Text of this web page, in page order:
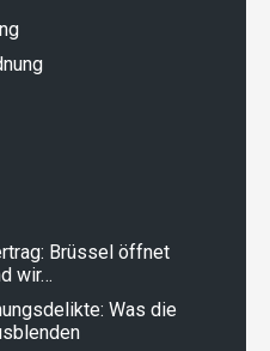
Brüssel öffnet
wir…
Was die